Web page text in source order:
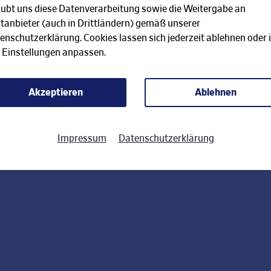
uns diese Datenverarbeitung sowie die Weitergabe an
(auch in Drittländern) gemäß unserer
Cookies lassen sich jederzeit ablehnen oder
Einstellungen anpassen.
Akzeptieren Ablehnen
Impressum Datenschutzerklärung